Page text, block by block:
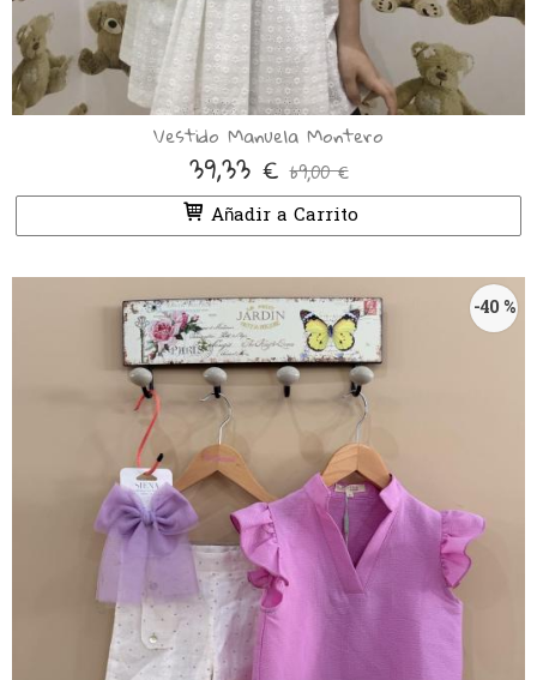
Vestido Manuela Montero
39,33 €69,00 €
Añadir a Carrito
-40 %